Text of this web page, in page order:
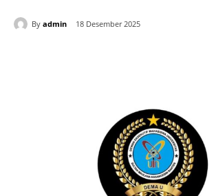
By admin 18 Desember 2025